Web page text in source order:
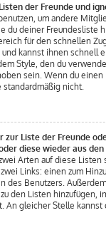
der Freunde und
um andere
du deiner Freundesliste
für den schnellen
kannst ihnen schnell
Style, den du
sein. Wenn du
nicht.
zur Liste der Freunde
diese wieder aus
Arten auf diese Listen
Links: einen zum
des Benutzers.
den Listen hinzufügen,
An gleicher Stelle kannst